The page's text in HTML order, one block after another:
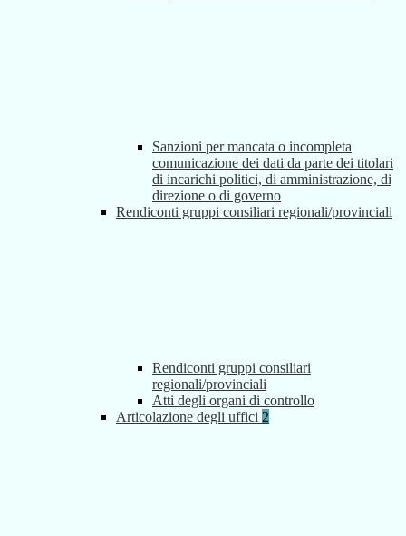
Sanzioni per mancata o incompleta
comunicazione dei dati da parte dei titolari
di incarichi politici, di amministrazione, di
direzione o di governo
Rendiconti gruppi consiliari regionali/provinciali
Rendiconti gruppi consiliari
regionali/provinciali
Atti degli organi di controllo
Articolazione degli uffici 2